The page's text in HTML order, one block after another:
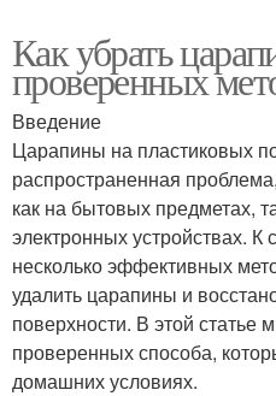
Как убрать
проверенных
Введение
Царапины на пластиковых
распространенная
как на бытовых предметах,
электронных устройствах. К
несколько эффективных
удалить царапины и
поверхности. В этой статье
проверенных способа,
домашних условиях.